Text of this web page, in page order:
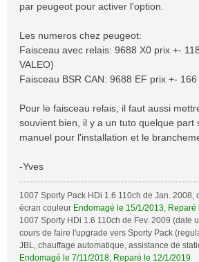
par peugeot pour activer l'option.
Les numeros chez peugeot:
Faisceau avec relais: 9688 X0 prix +-
VALEO)
Faisceau BSR CAN: 9688 EF prix +-
Pour le faisceau relais, il faut aussi
souvient bien, il y a un tuto quelque part
manuel pour l'installation et le
-Yves
1007 Sporty Pack HDi 1.6 110ch de Jan. 2008,
écran couleur Endomagé le 15/1/2013, Reparé
1007 Sporty HDi 1.6 110ch de Fev. 2009 (date
cours de faire l'upgrade vers Sporty Pack
JBL, chauffage automatique, assistance de
Endomagé le 7/11/2018, Reparé le 12/1/2019